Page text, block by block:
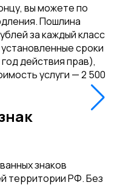
вы можете по
Пошлина
за каждый класс
сроки
действия прав),
услуги — 2 500
знаков
территории РФ. Без